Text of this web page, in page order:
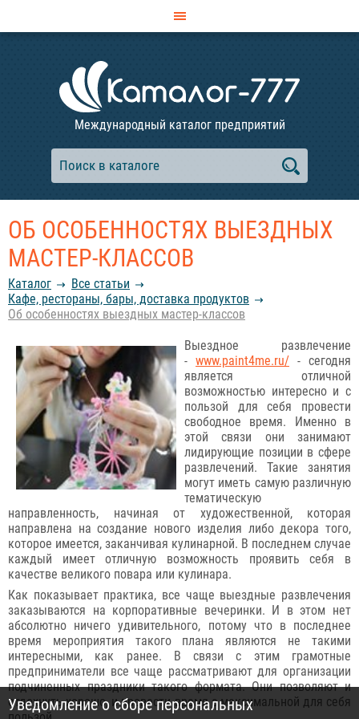
Международный каталог предприятий
ОБ ОСОБЕННОСТЯХ ВЫЕЗДНЫХ
МАСТЕР-КЛАССОВ
Каталог
Все статьи
Кафе, рестораны, бары, доставка продуктов
Об особенностях выездных мастер-классов
Выездное развлечение
- www.paint4me.ru/ - сегодня
является отличной
возможностью интересно и с
пользой для себя провести
свободное время. Именно в
этой связи они занимают
лидирующие позиции в сфере
развлечений. Такие занятия
могут иметь самую различную
тематическую
направленность, начиная от художественной, которая
направлена на создание нового изделия либо декора того,
которое имеется, заканчивая кулинарной. В последнем случае
каждый имеет отличную возможность проявить себя в
качестве великого повара или кулинара.
Как показывает практика, все чаще выездные развлечения
заказываются на корпоративные вечеринки. И в этом нет
абсолютно ничего удивительного, потому что в последнее
время мероприятия такого плана являются не такими
интересными, как ранее. В связи с этим грамотные
предприниматели все чаще рассматривают для организации
подчиненных праздники такого формата. Они позволяют и
отдохнуть хорошо, и провести время с максимальной для себя
Уведомление о сборе персональных